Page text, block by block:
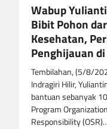
Wabup
Bibit Pohon
Kesehatan,
Penghijauan
Tembilahan, (5/8/
Indragiri Hilir,
bantuan sebanyak
Program
Responsibility